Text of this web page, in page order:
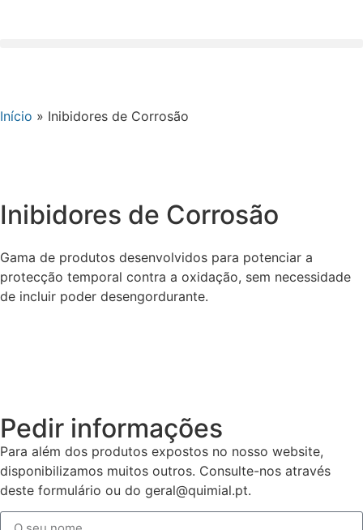
Início » Inibidores de Corrosão
Inibidores de Corrosão
Gama de produtos desenvolvidos para potenciar a
protecção temporal contra a oxidação, sem necessidade
de incluir poder desengordurante.
Pedir informações
Para além dos produtos expostos no nosso website,
disponibilizamos muitos outros. Consulte-nos através
deste formulário ou do geral@quimial.pt.